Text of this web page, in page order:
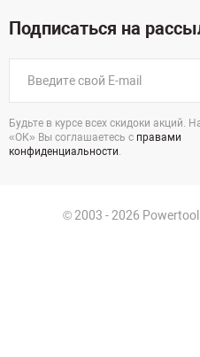
Подписаться на
Будьте в курсе всех скидоки акций.
«ОК» Вы соглашаетесь с правами
конфиденциальности.
© 2003 - 2026